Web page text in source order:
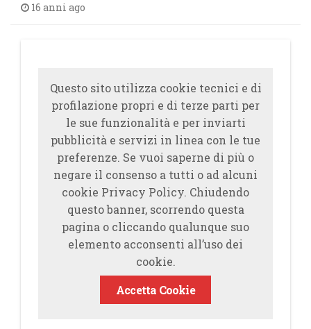
16 anni ago
Questo sito utilizza cookie tecnici e di
profilazione propri e di terze parti per
le sue funzionalità e per inviarti
pubblicità e servizi in linea con le tue
preferenze. Se vuoi saperne di più o
negare il consenso a tutti o ad alcuni
cookie Privacy Policy. Chiudendo
questo banner, scorrendo questa
pagina o cliccando qualunque suo
elemento acconsenti all’uso dei
cookie.
Accetta Cookie